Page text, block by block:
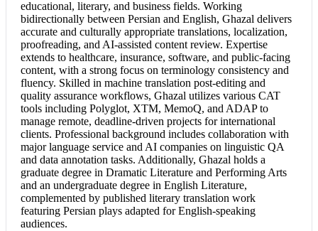
educational, literary, and business fields. Working
bidirectionally between Persian and English, Ghazal delivers
accurate and culturally appropriate translations, localization,
proofreading, and AI-assisted content review. Expertise
extends to healthcare, insurance, software, and public-facing
content, with a strong focus on terminology consistency and
fluency. Skilled in machine translation post-editing and
quality assurance workflows, Ghazal utilizes various CAT
tools including Polyglot, XTM, MemoQ, and ADAP to
manage remote, deadline-driven projects for international
clients. Professional background includes collaboration with
major language service and AI companies on linguistic QA
and data annotation tasks. Additionally, Ghazal holds a
graduate degree in Dramatic Literature and Performing Arts
and an undergraduate degree in English Literature,
complemented by published literary translation work
featuring Persian plays adapted for English-speaking
audiences.